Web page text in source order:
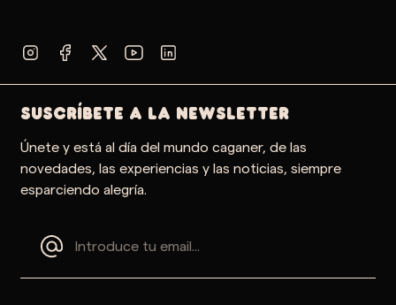
SUSCRÍBETE A LA NEWSLETTER
Únete y está al día del mundo caganer, de las
novedades, las experiencias y las noticias, siempre
esparciendo alegría.